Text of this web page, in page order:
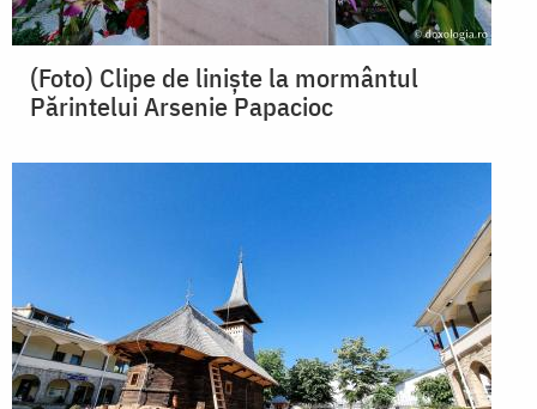
(Foto) Clipe de liniște la mormântul
Părintelui Arsenie Papacioc